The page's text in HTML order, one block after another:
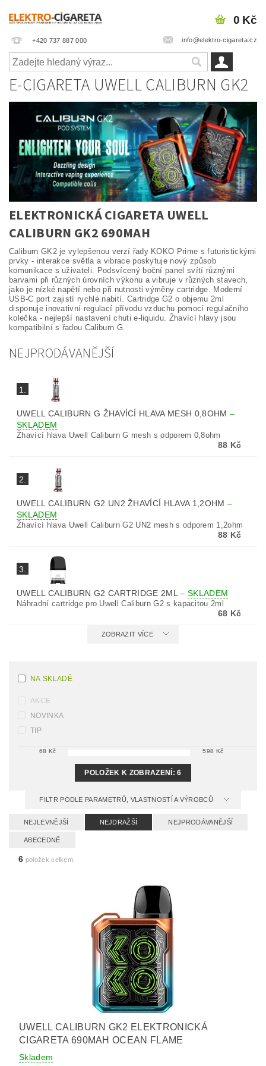
+420 737 887 000 info@elektro-cigareta.cz
0 Kč
E-CIGARETA UWELL CALIBURN GK2
ELEKTRONICKÁ CIGARETA UWELL
CALIBURN GK2 690MAH
Caliburn GK2 je vylepšenou verzí řady KOKO Prime s futuristickými
prvky - interakce světla a vibrace poskytuje nový způsob
komunikace s uživateli. Podsvícený boční panel svítí různými
barvami při různých úrovních výkonu a vibruje v různých stavech,
jako je nízké napětí nebo při nutnosti výměny cartridge. Moderní
USB-C port zajistí rychlé nabití. Cartridge G2 o objemu 2ml
disponuje inovativní regulací přívodu vzduchu pomocí regulačního
kolečka - nejlepší nastavení chuti e-liquidu. Žhavící hlavy jsou
kompatibilní s řadou Caliburn G.
NEJPRODÁVANĚJŠÍ
1.
UWELL CALIBURN G ŽHAVÍCÍ HLAVA MESH 0,8OHM –
SKLADEM
Žhavící hlava Uwell Caliburn G mesh s odporem 0,8ohm
88 Kč
2.
UWELL CALIBURN G2 UN2 ŽHAVÍCÍ HLAVA 1,2OHM –
SKLADEM
Žhavící hlava Uwell Caliburn G2 UN2 mesh s odporem 1,2ohm
88 Kč
3.
UWELL CALIBURN G2 CARTRIDGE 2ML–SKLADEM
Náhradní cartridge pro Uwell Caliburn G2 s kapacitou 2ml
68 Kč
ZOBRAZIT VÍCE
NA SKLADĚ
AKCE
NOVINKA
TIP
68 Kč 598 Kč
POLOŽEK K ZOBRAZENÍ:6
FILTR PODLE PARAMETRŮ, VLASTNOSTÍ A VÝROBCŮ
NEJLEVNĚJŠÍ NEJDRAŽŠÍ NEJPRODÁVANĚJŠÍ
ABECEDNĚ
6 položek celkem
UWELL CALIBURN GK2 ELEKTRONICKÁ
CIGARETA 690MAH OCEAN FLAME
Skladem